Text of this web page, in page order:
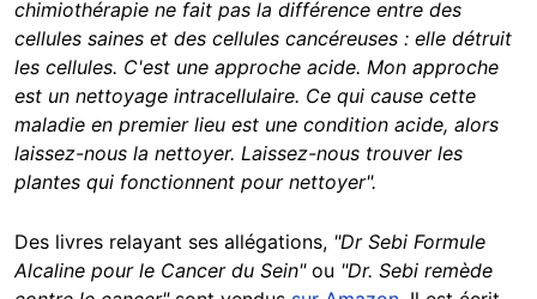
chimiothérapie ne fait pas la différence entre des
cellules saines et des cellules cancéreuses : elle détruit
les cellules. C'est une approche acide. Mon approche
est un nettoyage intracellulaire. Ce qui cause cette
maladie en premier lieu est une condition acide, alors
laissez-nous la nettoyer. Laissez-nous trouver les
plantes qui fonctionnent pour nettoyer".
Des livres relayant ses allégations, "Dr Sebi Formule
Alcaline pour le Cancer du Sein" ou "Dr. Sebi remède